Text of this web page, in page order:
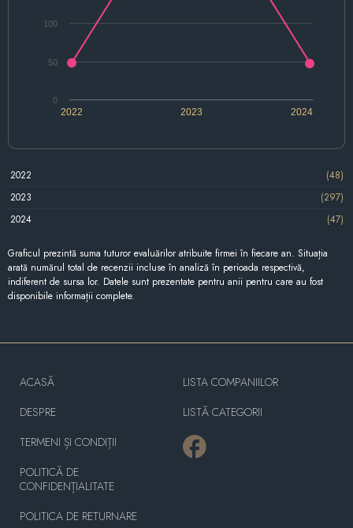
2022 2024
2023
0
50
100
2022
(48)
2023
(297)
2024
(47)
Graficul prezintă suma tuturor evaluărilor atribuite firmei în fiecare an. Situația
arată numărul total de recenzii incluse în analiză în perioada respectivă,
indiferent de sursa lor. Datele sunt prezentate pentru anii pentru care au fost
disponibile informații complete.
ACASĂ
DESPRE
TERMENI ȘI CONDIȚII
POLITICĂ DE
CONFIDENȚIALITATE
POLITICA DE RETURNARE
LISTA COMPANIILOR
LISTĂ CATEGORII